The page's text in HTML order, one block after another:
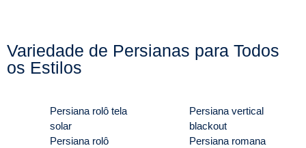
Variedade de Persianas para Todos
os Estilos
Persiana rolô tela
solar
Persiana rolô
Persiana vertical
blackout
Persiana romana